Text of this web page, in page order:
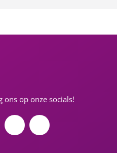
ons op onze socials!